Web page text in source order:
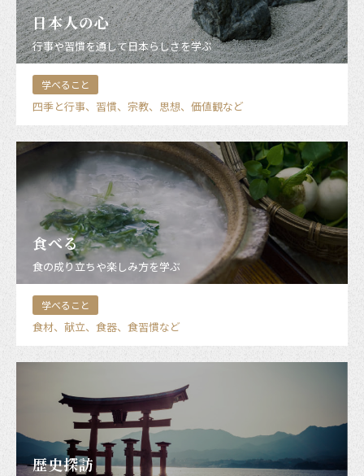
日本人の心
行事や習慣を通して日本らしさを学ぶ
学べること
四季と行事、習慣、宗教、思想、価値観など
食べる
食の成り立ちや楽しみ方を学ぶ
学べること
食材、献立、食器、食習慣など
歴史探訪